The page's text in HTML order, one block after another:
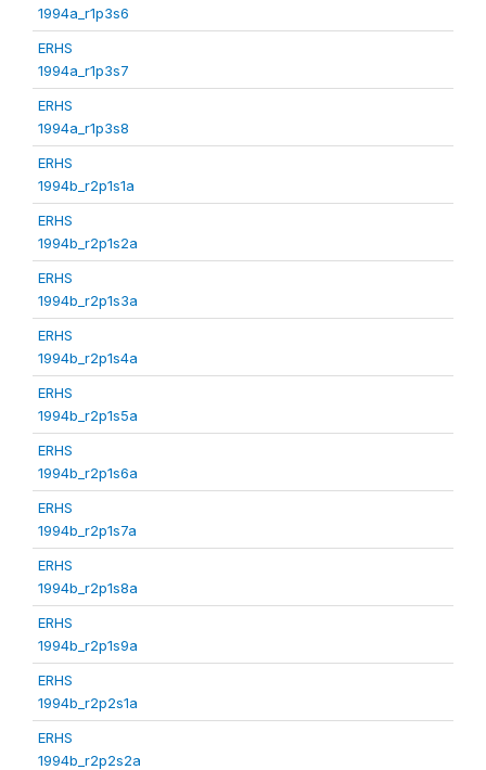
1994a_r1p3s6
ERHS
1994a_r1p3s7
ERHS
1994a_r1p3s8
ERHS
1994b_r2p1s1a
ERHS
1994b_r2p1s2a
ERHS
1994b_r2p1s3a
ERHS
1994b_r2p1s4a
ERHS
1994b_r2p1s5a
ERHS
1994b_r2p1s6a
ERHS
1994b_r2p1s7a
ERHS
1994b_r2p1s8a
ERHS
1994b_r2p1s9a
ERHS
1994b_r2p2s1a
ERHS
1994b_r2p2s2a